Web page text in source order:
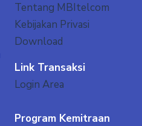
Tentang MBItelcom
Kebijakan Privasi
Download
Link Transaksi
Login Area
Program Kemitraan